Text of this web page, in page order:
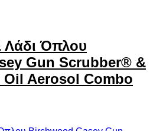
Λάδι Όπλου
Gun Scrubber® &
Aerosol Combo